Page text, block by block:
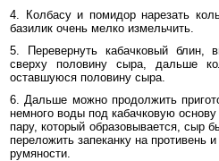
Колбасу и помидор нарезать
базилик очень мелко измельчить.
Перевернуть кабачковый блин,
сверху половину сыра, дальше
оставшуюся половину сыра.
Дальше можно продолжить
немного воды под кабачковую
пару, который образовывается, сыр
переложить запеканку на противень
румяности.